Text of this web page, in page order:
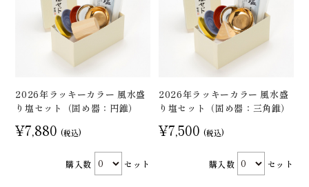
2026年ラッキーカラー 風水盛
り塩セット（固め器：円錐）
¥7,880 (税込)
購入数 セット
2026年ラッキーカラー 風水盛
り塩セット（固め器：三角錐）
¥7,500 (税込)
購入数 セット